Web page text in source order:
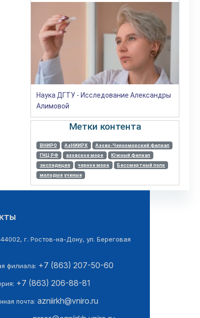
Наука ДГТУ - Исследование Александры
Алимовой
Метки контента
ВНИРО АзНИИРХ
Азово-Черноморский филиал
ГНЦ РФ
азовское море
Южный филиал
экспедиция
черное море
Бессмертный полк
молодые ученые
г. Ростов-на-Дону, ул. Береговая
филиала: +7 (863) 207-50-60
+7 (863) 206-88-81
почта: azniirkh@vniro.ru